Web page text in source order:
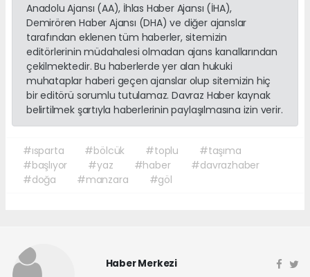
Anadolu Ajansı (AA), İhlas Haber Ajansı (İHA),
Demirören Haber Ajansı (DHA) ve diğer ajanslar
tarafından eklenen tüm haberler, sitemizin
editörlerinin müdahalesi olmadan ajans kanallarından
çekilmektedir. Bu haberlerde yer alan hukuki
muhataplar haberi geçen ajanslar olup sitemizin hiç
bir editörü sorumlu tutulamaz. Davraz Haber kaynak
belirtilmek şartıyla haberlerinin paylaşılmasına izin verir.
#ısparta #bölcük #toplu
#taşıma
#başlıyor
#yaz #haber
#davrazhaber
#doğa
#manzara #göl
Haber Merkezi